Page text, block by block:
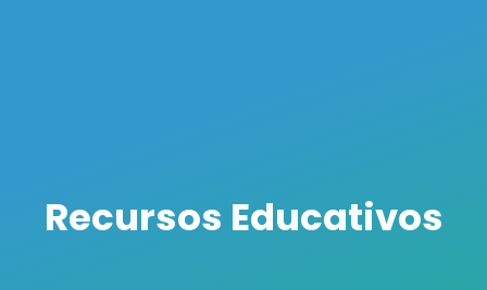
Recursos Educativos